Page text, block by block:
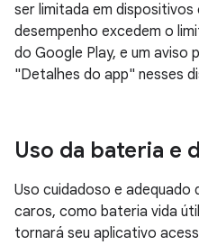
ser limitada em dispositivos
desempenho excedem o
do Google Play, e um aviso
"Detalhes do app" nesses
Uso da bateria e
Uso cuidadoso e adequado
caros, como bateria vida
tornará seu aplicativo